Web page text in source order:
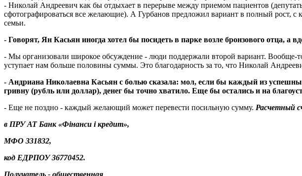
- Николай Андреевич как бы отдыхает в перерыве между приемом пациентов
сфотографироваться все желающие). А Гурбанов предложил вариант в полный рост,
семьи.
- Говорят, Ян Касьян иногда хотел бы посидеть в парке возле бронзового отца,
- Мы организовали широкое обсуждение - люди поддержали второй вариант. Вообще-
уступает нам больше половины суммы. Это благодарность за то, что Николай
- Андриана Николаевна Касьян с болью сказала: мол, если бы каждый из
гривну (рубль или доллар), денег бы точно хватило. Еще бы остались и на
- Еще не поздно - каждый желающий может перевести посильную сумму. Расчетный
в ПРУ АТ Банк «Фiнанси i кредит»,
МФО 331832,
код ЕДРПОУ 36770452.
Получатель - общественная